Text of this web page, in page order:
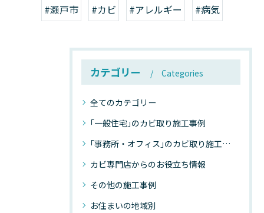
#瀬戸市 #カビ #アレルギー #病気
カテゴリー Categories
全てのカテゴリー
｢一般住宅｣のカビ取り施工事例
｢事務所・オフィス｣のカビ取り施工事例
カビ専門店からのお役立ち情報
その他の施工事例
お住まいの地域別